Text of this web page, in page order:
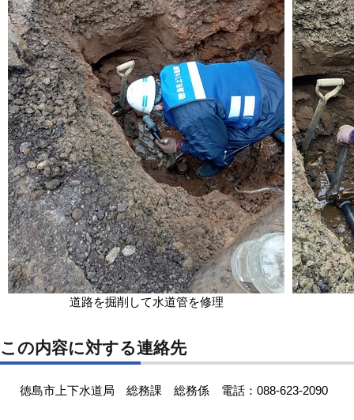
道路を掘削して水道管を修理
この内容に対する連絡先
徳島市上下水道局 総務課 総務係 電話：088-623-2090